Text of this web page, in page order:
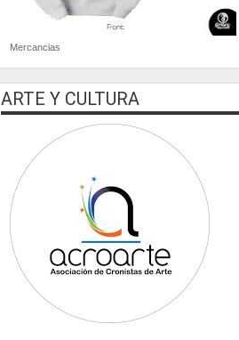
Mercancias
ARTE Y CULTURA